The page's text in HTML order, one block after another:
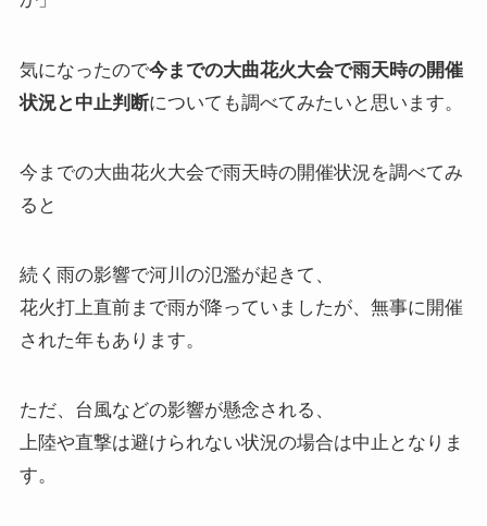
気になったので今までの大曲花火大会で雨天時の開催
状況と中止判断についても調べてみたいと思います。
今までの大曲花火大会で雨天時の開催状況を調べてみ
ると
続く雨の影響で河川の氾濫が起きて、
花火打上直前まで雨が降っていましたが、無事に開催
された年もあります。
ただ、台風などの影響が懸念される、
上陸や直撃は避けられない状況の場合は中止となりま
す。